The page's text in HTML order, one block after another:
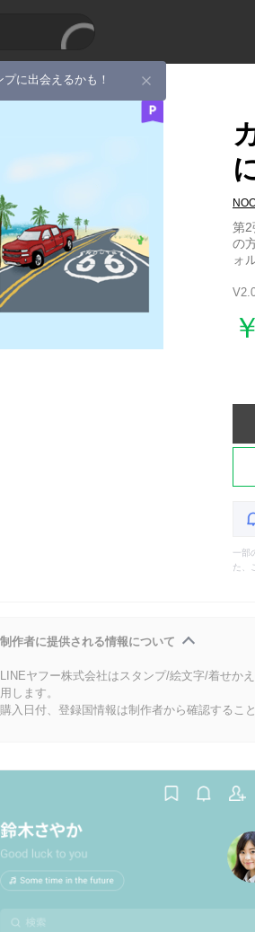
に出会えるかも！
第2
の
ォ
一部
た、
制作者に提供される情報について
LINEヤフー株式会社はスタンプ/絵文字/着せか
用します。
購入日付、登録国情報は制作者から確認するこ